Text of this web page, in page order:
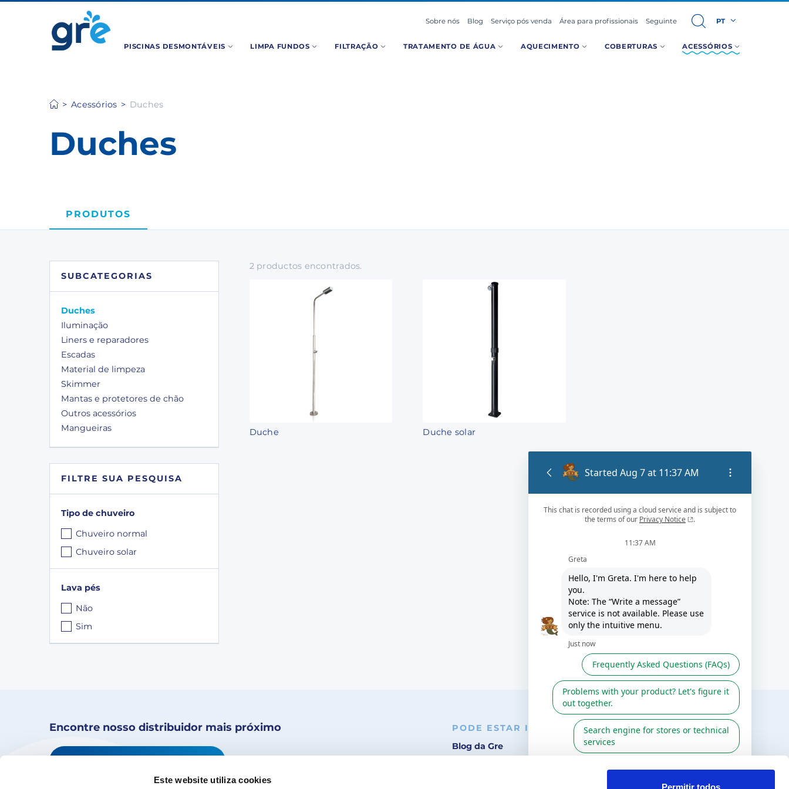
Este website utiliza cookies
Permitir todos
PISCINAS DESMONTÁVEIS LIMPA FUNDOS FILTRAÇÃO TRATAMENTO DE ÁGUA AQUECIMENTO COBERTURAS ACESSÓRIOS
Sobre nós Blog Serviço pós venda Área para profissionais Seguinte PT
Acessórios Duches
Duches
PRODUTOS
SUBCATEGORIAS
Duches
Iluminação
Liners e reparadores
Escadas
Material de limpeza
Skimmer
Mantas e protetores de chão
Outros acessórios
Mangueiras
FILTRE SUA PESQUISA
Tipo de chuveiro
Chuveiro normal
Chuveiro solar
Lava pés
Não
Sim
2 productos encontrados.
Duche Duche solar
Encontre nosso distribuidor mais próximo
PODE ESTAR INTERESSADO
Blog da Gre
SIGA-NOS EM